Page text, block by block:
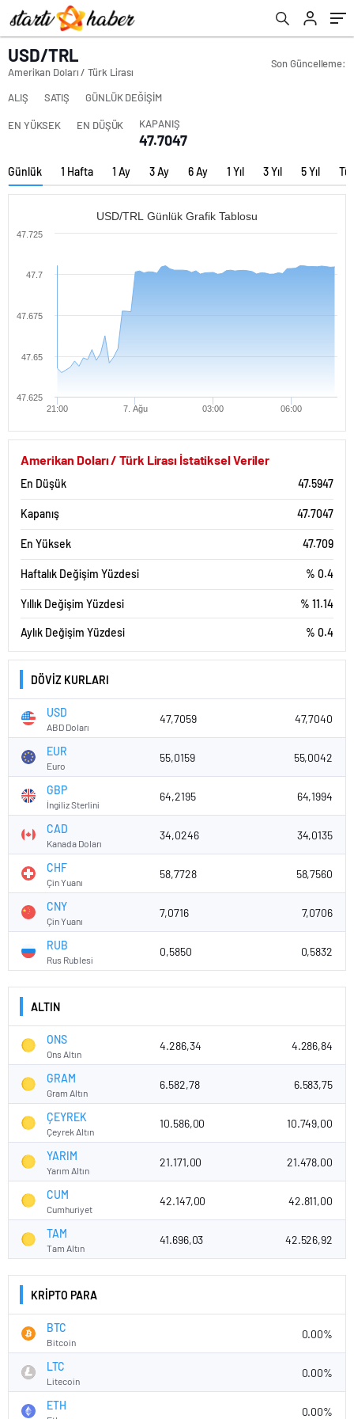
USD/TRL
Amerikan Doları / Türk Lirası
Son Güncelleme:
ALIŞ SATIŞ GÜNLÜK DEĞİŞİM
EN YÜKSEK EN DÜŞÜK KAPANIŞ
47.7047
Günlük 1 Hafta 1 Ay 3 Ay 6 Ay 1 Yıl 3 Yıl 5 Yıl
USD/TRL Günlük Grafik Tablosu
21:00 7. Ağu 03:00 06:00
47.625
47.65
47.675
47.7
47.725
Amerikan Doları / Türk Lirası İstatiksel Veriler
En Düşük 47.5947
Kapanış 47.7047
En Yüksek 47.709
Haftalık Değişim Yüzdesi % 0.4
Yıllık Değişim Yüzdesi % 11.14
Aylık Değişim Yüzdesi % 0.4
DÖVİZ KURLARI
USD
ABD Doları
47,7059 47,7040
EUR
Euro
55,0159 55,0042
GBP
İngiliz Sterlini
64,2195 64,1994
CAD
Kanada Doları
34,0246 34,0135
CHF
Çin Yuanı
58,7728 58,7560
CNY
Çin Yuanı
7,0716 7,0706
RUB
Rus Rublesi
0,5850 0,5832
ALTIN
ONS
Ons Altın
4.286,34 4.286,84
GRAM
Gram Altın
6.582,78 6.583,75
ÇEYREK
Çeyrek Altın
10.586,00 10.749,00
YARIM
Yarım Altın
21.171,00 21.478,00
CUM
Cumhuriyet
42.147,00 42.811,00
TAM
Tam Altın
41.696,03 42.526,92
KRİPTO PARA
BTC
Bitcoin
0.00%
LTC
Litecoin
0.00%
ETH 0.00%